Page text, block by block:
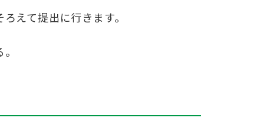
えて提出に行きます。